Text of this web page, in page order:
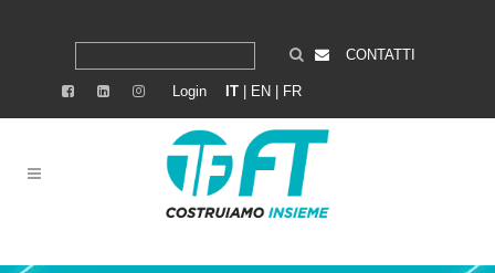
CONTATTI
Login IT EN FR